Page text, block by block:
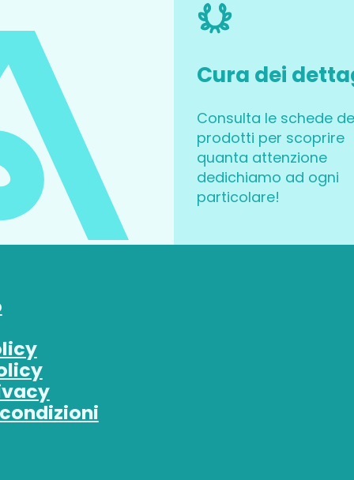
Cura dei
Consulta le schede
prodotti per scoprire
quanta attenzione
dedichiamo ad ogni
particolare!